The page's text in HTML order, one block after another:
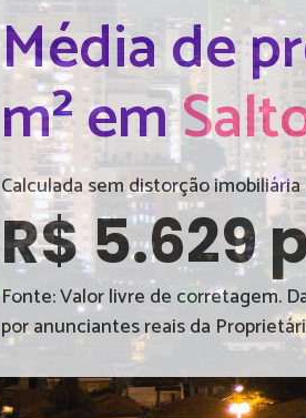
Média de
m² em
Calculada sem distorção
R$ 5.629
Fonte: Valor livre de corretagem.
por anunciantes reais da